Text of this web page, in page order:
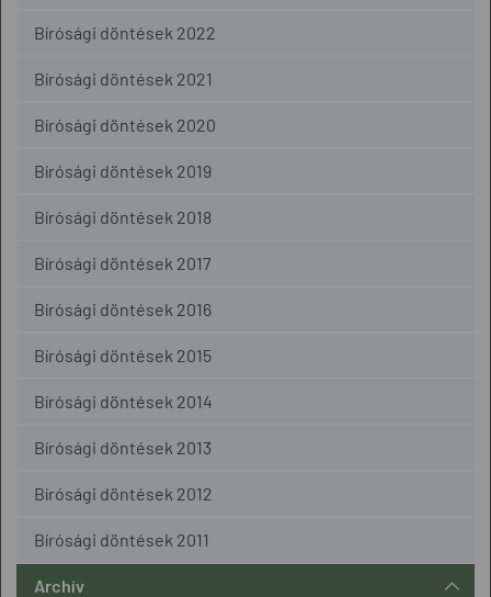
Bírósági döntések 2022
Bírósági döntések 2021
Bírósági döntések 2020
Bírósági döntések 2019
Bírósági döntések 2018
Bírósági döntések 2017
Bírósági döntések 2016
Bírósági döntések 2015
Bírósági döntések 2014
Bírósági döntések 2013
Bírósági döntések 2012
Bírósági döntések 2011
Archív